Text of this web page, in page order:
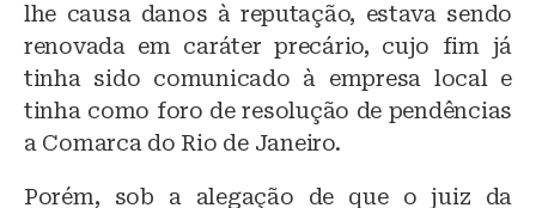
lhe causa danos à reputação, estava sendo
renovada em caráter precário, cujo fim já
tinha sido comunicado à empresa local e
tinha como foro de resolução de pendências
a Comarca do Rio de Janeiro.
Porém, sob a alegação de que o juiz da